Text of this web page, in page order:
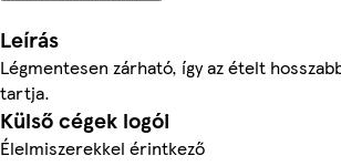
Leírás
Légmentesen zárható, így az ételt
tartja.
Külső cégek logói
Élelmiszerekkel érintkező